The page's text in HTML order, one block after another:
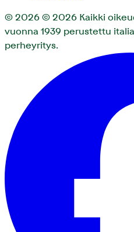
© 2026 © 2026 Kaikki
vuonna 1939 perustettu
perheyritys.